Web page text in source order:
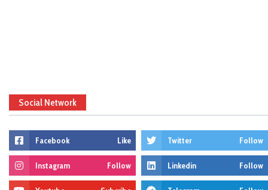
Social Network
Facebook Like Twitter Follow
Instagram Follow Linkedin Follow